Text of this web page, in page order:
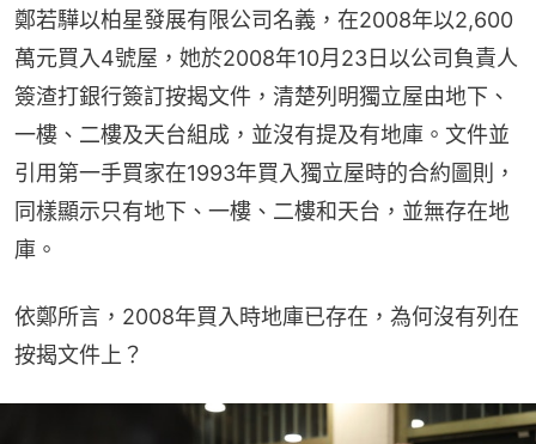
鄭若驊以柏星發展有限公司名義，在2008年以2,600
萬元買入4號屋，她於2008年10月23日以公司負責人
簽渣打銀行簽訂按揭文件，清楚列明獨立屋由地下、
一樓、二樓及天台組成，並沒有提及有地庫。文件並
引用第一手買家在1993年買入獨立屋時的合約圖則，
同樣顯示只有地下、一樓、二樓和天台，並無存在地
庫。
依鄭所言，2008年買入時地庫已存在，為何沒有列在
按揭文件上？